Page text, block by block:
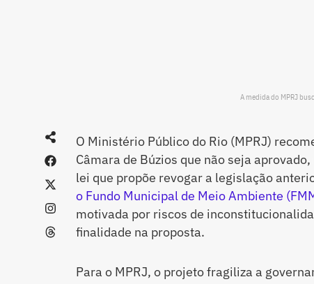
A medida do MPRJ
O Ministério Público do Rio (MPRJ)
Câmara de Búzios que não seja
lei que propõe revogar a legislação
o Fundo Municipal de Meio Ambiente
motivada por riscos de
finalidade na proposta.
Para o MPRJ, o projeto fragiliza a